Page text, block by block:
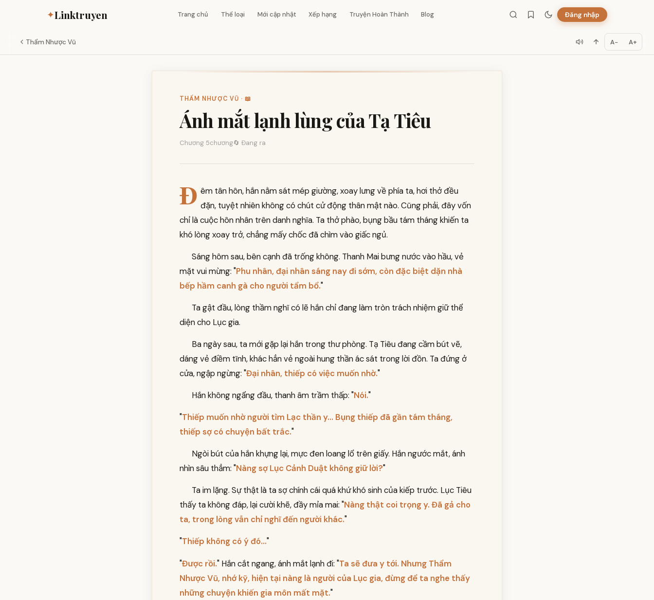
✦Linktruyen Trang chủ Thể loại Mới cập nhật Xếp hạng Truyện Hoàn Thành Blog Đăng nhập
Thẩm Nhược Vũ A− A+
THẨM NHƯỢC VŨ · 📖
Ánh mắt lạnh lùng của Tạ Tiêu
Chương 5chương🔄 Đang ra
Đ êm tân hôn, hắn nằm sát mép giường, xoay lưng về phía ta, hơi thở đều
đặn, tuyệt nhiên không có chút cử động thân mật nào. Cũng phải, đây vốn
chỉ là cuộc hôn nhân trên danh nghĩa. Ta thở phào, bụng bầu tám tháng khiến ta
khó lòng xoay trở, chẳng mấy chốc đã chìm vào giấc ngủ.
Sáng hôm sau, bên cạnh đã trống không. Thanh Mai bưng nước vào hầu, vẻ
mặt vui mừng: "Phu nhân, đại nhân sáng nay đi sớm, còn đặc biệt dặn nhà
bếp hầm canh gà cho người tẩm bổ."
Ta gật đầu, lòng thầm nghĩ có lẽ hắn chỉ đang làm tròn trách nhiệm giữ thể
diện cho Lục gia.
Ba ngày sau, ta mới gặp lại hắn trong thư phòng. Tạ Tiêu đang cầm bút vẽ,
dáng vẻ điềm tĩnh, khác hẳn vẻ ngoài hung thần ác sát trong lời đồn. Ta đứng ở
cửa, ngập ngừng: "Đại nhân, thiếp có việc muốn nhờ."
Hắn không ngẩng đầu, thanh âm trầm thấp: "Nói."
"Thiếp muốn nhờ người tìm Lạc thần y... Bụng thiếp đã gần tám tháng,
thiếp sợ có chuyện bất trắc."
Ngòi bút của hắn khựng lại, mực đen loang lổ trên giấy. Hắn ngước mắt, ánh
nhìn sâu thẳm: "Nàng sợ Lục Cảnh Duật không giữ lời?"
Ta im lặng. Sự thật là ta sợ chính cái quá khứ khó sinh của kiếp trước. Lục Tiêu
thấy ta không đáp, lại cười khẽ, đầy mỉa mai: "Nàng thật coi trọng y. Đã gả cho
ta, trong lòng vẫn chỉ nghĩ đến người khác."
"Thiếp không có ý đó..."
"Được rồi." Hắn cắt ngang, ánh mắt lạnh đi: "Ta sẽ đưa y tới. Nhưng Thẩm
Nhược Vũ, nhớ kỹ, hiện tại nàng là người của Lục gia, đừng để ta nghe thấy
những chuyện khiến gia môn mất mặt."